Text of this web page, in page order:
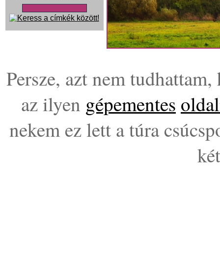
Persze, azt nem
az ilyen gépementes
nekem ez lett a túra